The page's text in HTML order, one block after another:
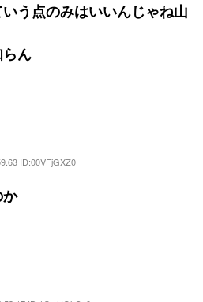
う点のみはいいんじゃね山
ん
ID:00VFjGXZ0